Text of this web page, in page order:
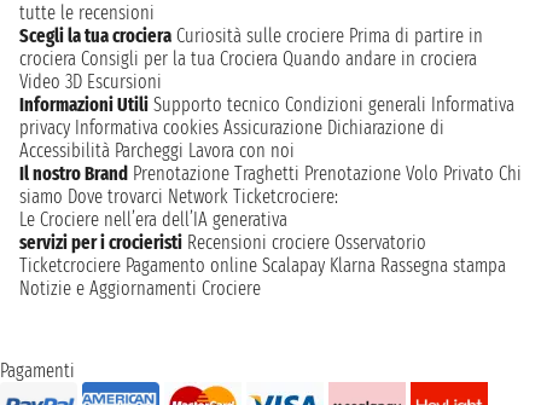
tutte le recensioni
Scegli la tua crociera Curiosità sulle crociere Prima di partire in
crociera Consigli per la tua Crociera Quando andare in crociera
Video 3D Escursioni
Informazioni Utili Supporto tecnico Condizioni generali Informativa
privacy Informativa cookies Assicurazione Dichiarazione di
Accessibilità Parcheggi Lavora con noi
Il nostro Brand Prenotazione Traghetti Prenotazione Volo Privato Chi
siamo Dove trovarci Network Ticketcrociere:
Le Crociere nell’era dell’IA generativa
servizi per i crocieristi Recensioni crociere Osservatorio
Ticketcrociere Pagamento online Scalapay Klarna Rassegna stampa
Notizie e Aggiornamenti Crociere
Pagamenti